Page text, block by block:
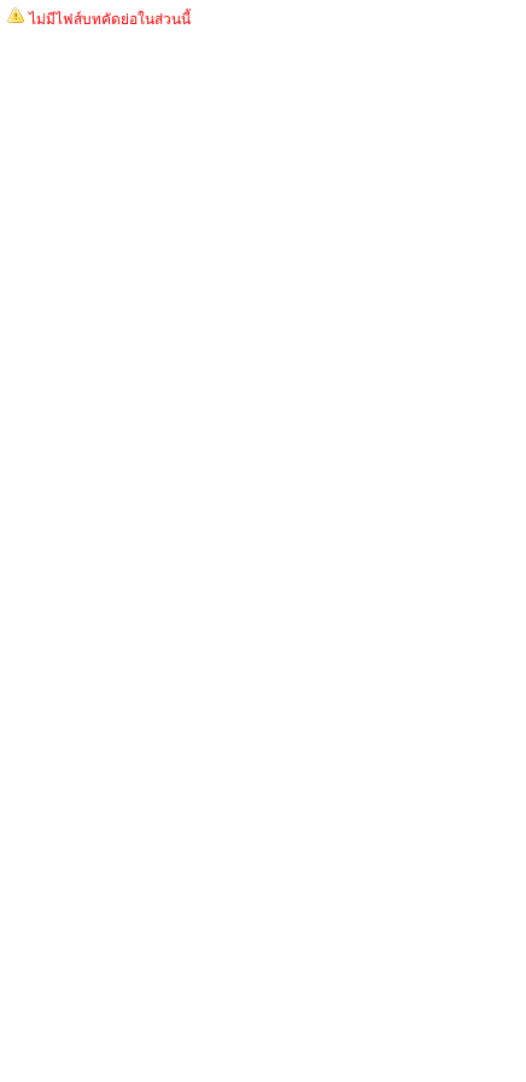
ไม่มีไฟส์บทคัดย่อในส่วนนี้